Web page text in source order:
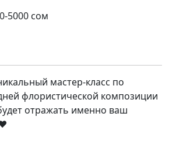
5000 сом
мастер-класс по
флористической композиции
отражать именно ваш